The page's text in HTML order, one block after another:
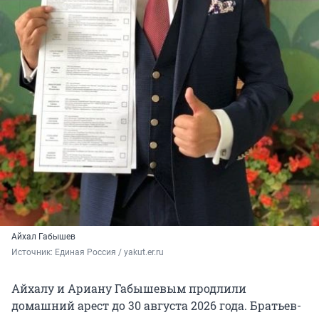
Айхал Габышев
Источник: Единая Россия / yakut.er.ru
Айхалу и Ариану Габышевым продлили
домашний арест до 30 августа 2026 года. Братьев-